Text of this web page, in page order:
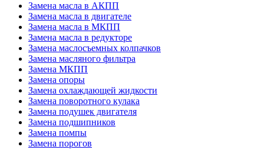
Замена масла в АКПП
Замена масла в двигателе
Замена масла в МКПП
Замена масла в редукторе
Замена маслосъемных колпачков
Замена масляного фильтра
Замена МКПП
Замена опоры
Замена охлаждающей жидкости
Замена поворотного кулака
Замена подушек двигателя
Замена подшипников
Замена помпы
Замена порогов